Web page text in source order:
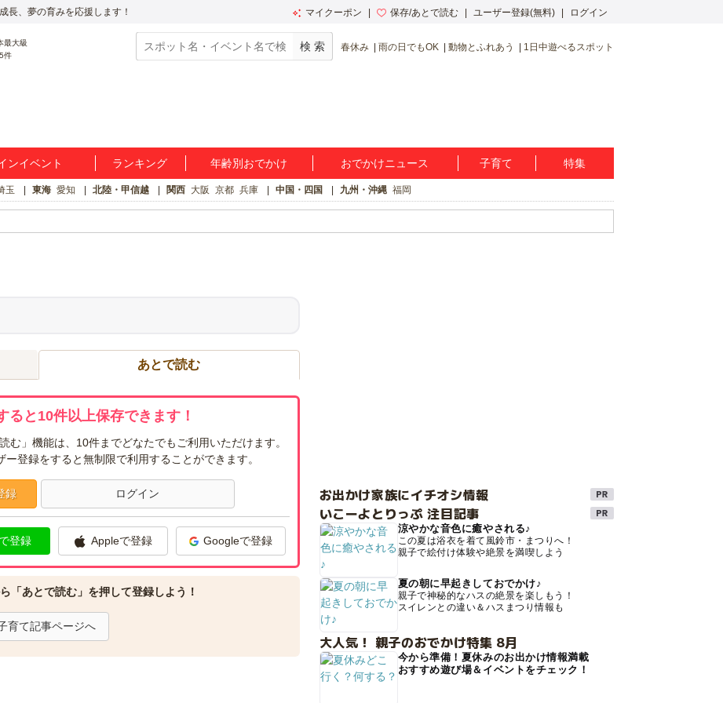
長、夢の育みを応援します！ マイクーポン 保存/あとで読む ユーザー登録(無料) ログイン
件
春休み 雨の日でもOK 動物とふれあう 1日中遊べるスポット
ンイベント ランキング 年齢別おでかけ おでかけニュース 子育て 特集
玉 東海 愛知 北陸・甲信越 関西 大阪 京都 兵庫 中国・四国 九州・沖縄 福岡
あとで読む
ると10件以上保存できます！
む」機能は、10件までどなたでもご利用いただけます。
登録をすると無制限で利用することができます。
録 ログイン
登録 Appleで登録 Googleで登録
「あとで読む」を押して登録しよう！
育て記事ページへ
お出かけ家族にイチオシ情報
いこーよとりっぷ 注目記事
涼やかな音色に癒やされる♪
この夏は浴衣を着て風鈴市・まつりへ！
親子で絵付け体験や絶景を満喫しよう
夏の朝に早起きしておでかけ♪
親子で神秘的なハスの絶景を楽しもう！
スイレンとの違い＆ハスまつり情報も
大人気！ 親子のおでかけ特集 8月
今から準備！夏休みのお出かけ情報満載
おすすめ遊び場＆イベントをチェック！